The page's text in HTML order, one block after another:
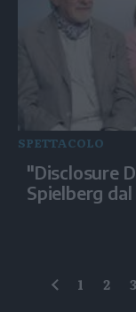
SPETTACOLO
"Disclosure
Spielberg
precedente
1 2 3